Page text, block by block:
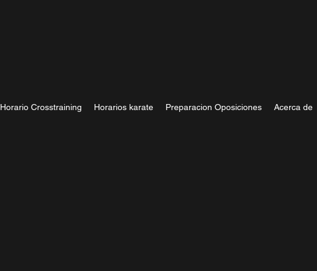
Horario Crosstraining Horarios karate Preparacion Oposiciones Acerca de